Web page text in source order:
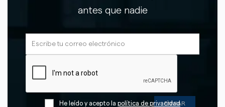
antes que nadie
He leído y acepto la política de privacidad